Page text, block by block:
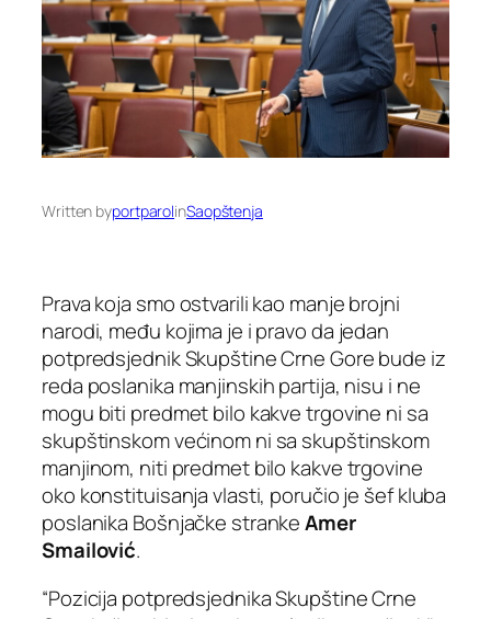
Written byportparolinSaopštenja
Prava koja smo ostvarili kao manje brojni
narodi, među kojima je i pravo da jedan
potpredsjednik Skupštine Crne Gore bude iz
reda poslanika manjinskih partija, nisu i ne
mogu biti predmet bilo kakve trgovine ni sa
skupštinskom većinom ni sa skupštinskom
manjinom, niti predmet bilo kakve trgovine
oko konstituisanja vlasti, poručio je šef kluba
poslanika Bošnjačke strankeAmer
Smailović.
“Pozicija potpredsjednika Skupštine Crne